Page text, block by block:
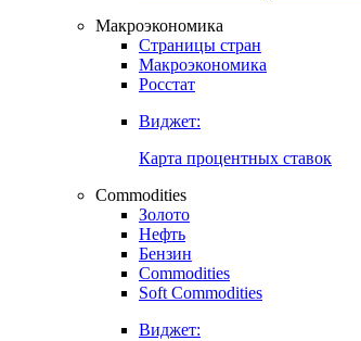
Макроэкономика
Страницы стран
Макроэкономика
Росстат
Виджет:
Карта процентных ставок
Commodities
Золото
Нефть
Бензин
Commodities
Soft Commodities
Виджет: